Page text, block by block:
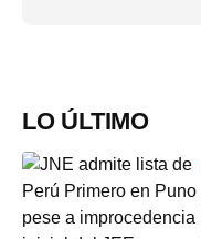
LO ÚLTIMO